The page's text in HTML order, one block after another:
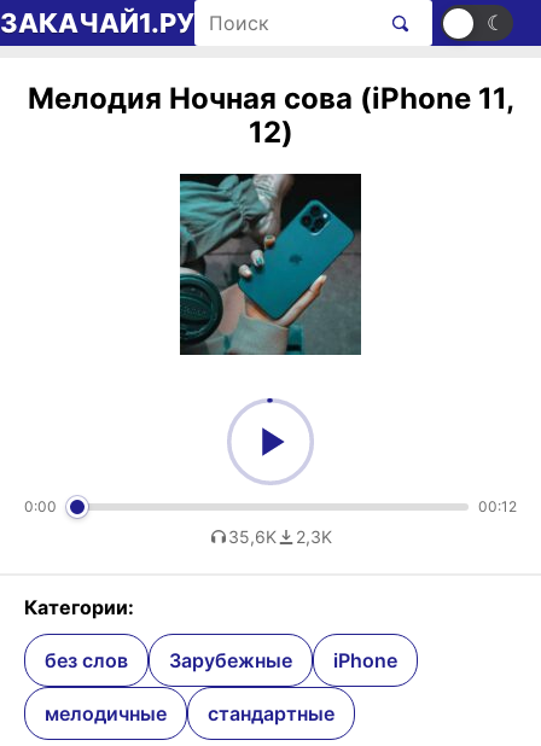
Перейти к содержимому
ЗАКАЧАЙ1.РУ Поиск рингтонов ☀ ☾
Мелодия Ночная сова (iPhone 11,
12)
0:00 00:12
35,6K 2,3K
Категории:
без слов Зарубежные iPhone
мелодичные стандартные